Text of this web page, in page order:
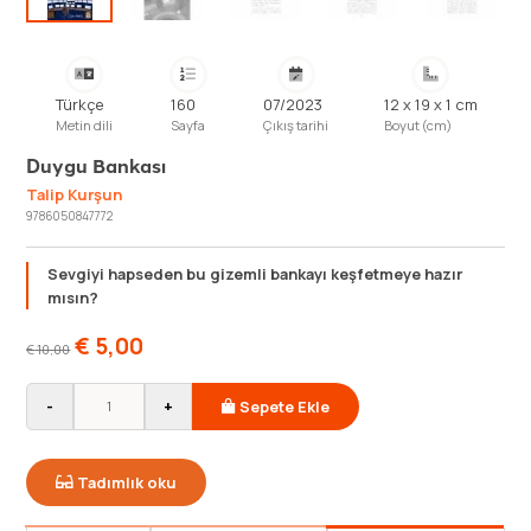
Türkçe
Metin dili
160
Sayfa
07/2023
Çıkış tarihi
12 x 19 x 1 cm
Boyut (cm)
Duygu Bankası
Talip Kurşun
9786050847772
Sevgiyi hapseden bu gizemli bankayı keşfetmeye hazır
mısın?
€10,00 € 5,00
- + Sepete Ekle
Tadımlık oku